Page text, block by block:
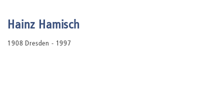
Hainz Hamisch
1908 Dresden - 1997